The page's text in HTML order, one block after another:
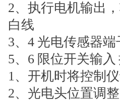
2、执行电机输出
白线
3、4 光电传感器端
5、6 限位开关输入
1、开机时将控制
2、光电头位置调整